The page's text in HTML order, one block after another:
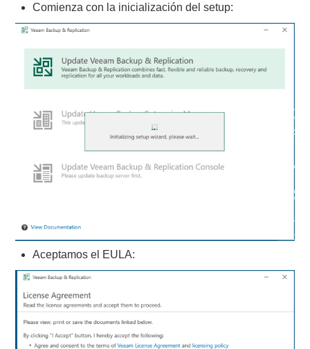
Comienza con la inicialización del setup:
Aceptamos el EULA: